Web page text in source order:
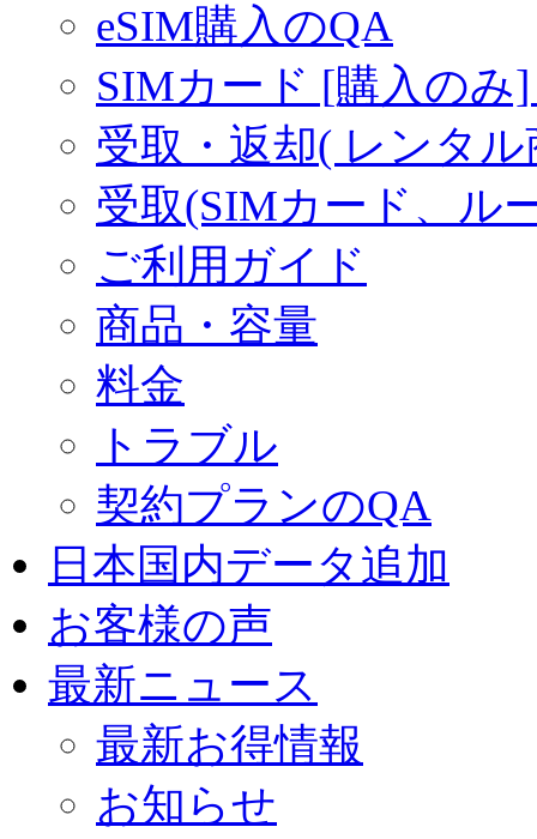
eSIM購入のQA
SIMカード [購入のみ
受取・返却( レンタ
受取(SIMカード、ル
ご利用ガイド
商品・容量
料金
トラブル
契約プランのQA
日本国内データ追加
お客様の声
最新ニュース
最新お得情報
お知らせ